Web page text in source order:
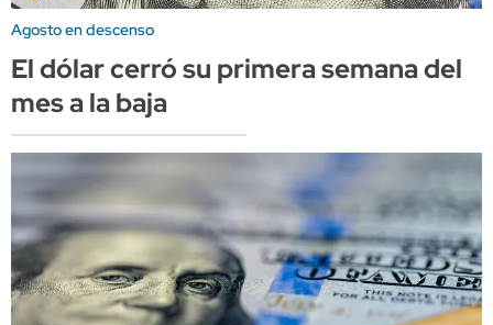
Agosto en descenso
El dólar cerró su primera semana del
mes a la baja